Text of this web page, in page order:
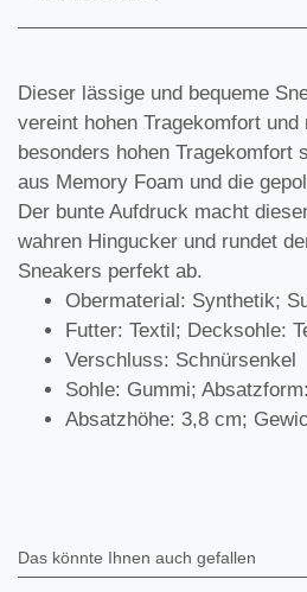
Dieser lässige und bequeme
vereint hohen Tragekomfort
besonders hohen Tragekomfort
aus Memory Foam und die
Der bunte Aufdruck macht
wahren Hingucker und rundet
Sneakers perfekt ab.
Obermaterial: Synthetik;
Futter: Textil; Decksohle:
Verschluss: Schnürsenkel
Sohle: Gummi;
Absatzhöhe: 3,8 cm;
Das könnte Ihnen auch gefallen